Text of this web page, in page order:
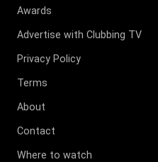
Awards
Advertise with Clubbing TV
Privacy Policy
Terms
About
Contact
Where to watch